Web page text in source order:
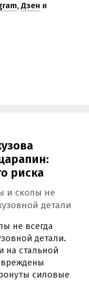
,Дзен и
риска
и сколы не
детали
не всегда
детали.
на стальной
силовые